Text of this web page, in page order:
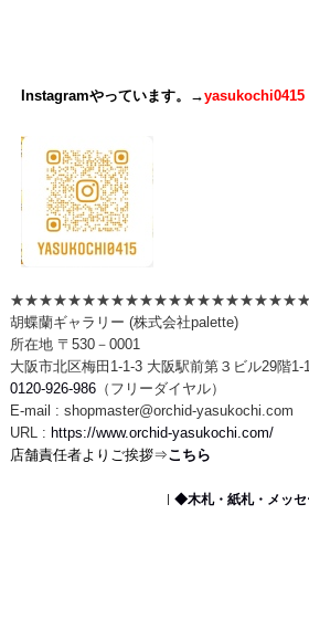
Instagramやっています。→yasukochi0415
胡蝶蘭ギャラリー (株式会社palette)
所在地 〒530－0001
大阪市北区梅田1-1-3 大阪駅前第３ビル29階1-
0120-926-986（フリーダイヤル）
E-mail : shopmaster@orchid-yasukochi.com
URL : https://www.orchid-yasukochi.com/
店舗責任者よりご挨拶⇒こちら
◆木札・紙札・メッセ